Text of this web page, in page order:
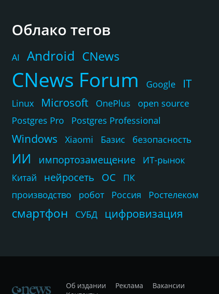
Облако тегов
AI Android CNews
CNews Forum Google IT
Linux Microsoft OnePlus
open source
Postgres Pro
Postgres Professional
Windows Xiaomi Базис безопасность
ИИ импортозамещение
ИТ-рынок
Китай
нейросеть ОС
ПК
производство
робот Россия Ростелеком
смартфон СУБД цифровизация
Об издании Реклама
Вакансии